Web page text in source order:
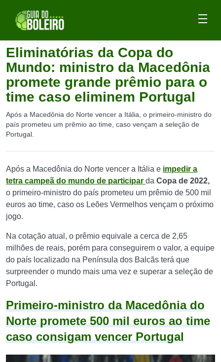
Eliminatórias da Copa do
Mundo: ministro da Macedônia
promete grande prêmio para o
time caso eliminem Portugal
Após a Macedônia do Norte vencer a Itália, o primeiro-ministro do
país prometeu um prêmio ao time, caso vençam a seleção de
Portugal.
Após a Macedônia do Norte vencer a Itália e impedir a
tetra campeã do mundo de participar da Copa de 2022,
o primeiro-ministro do país prometeu um prêmio de 500 mil
euros ao time, caso os Leões Vermelhos vençam o próximo
jogo.
Na cotação atual, o prêmio equivale a cerca de 2,65
milhões de reais, porém para conseguirem o valor, a equipe
do país localizado na Península dos Balcãs terá que
surpreender o mundo mais uma vez e superar a seleção de
Portugal.
Primeiro-ministro da Macedônia do
Norte promete 500 mil euros ao time
caso consigam vencer Portugal